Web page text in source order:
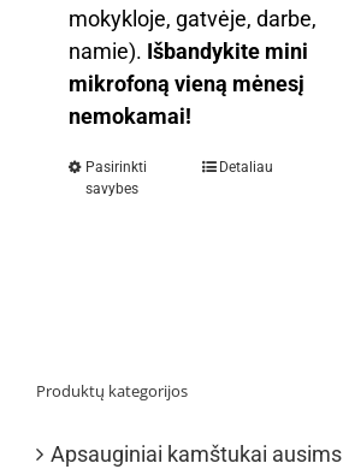
mokykloje, gatvėje, darbe,
namie). Išbandykite mini
mikrofoną vieną mėnesį
nemokamai!
Pasirinkti
savybes
Detaliau
Produktų kategorijos
Apsauginiai kamštukai ausims